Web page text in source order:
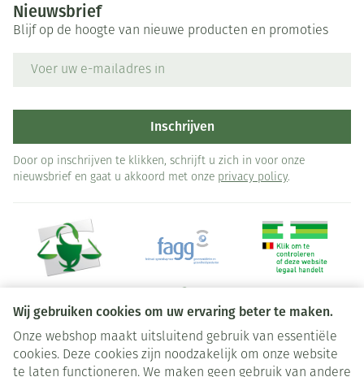
Wij gebruiken cookies om uw ervaring beter te maken.
Onze webshop maakt uitsluitend gebruik van essentiële
cookies. Deze cookies zijn noodzakelijk om onze website
te laten functioneren. We maken geen gebruik van andere
Nieuwsbrief
Blijf op de hoogte van nieuwe producten en promoties
Inschrijven
Door op inschrijven te klikken, schrijft u zich in voor onze
nieuwsbrief en gaat u akkoord met onze privacy policy.
Juridische links